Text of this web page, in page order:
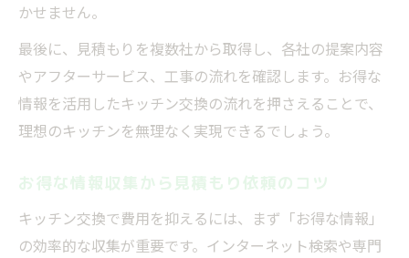
かせません。
最後に、見積もりを複数社から取得し、各社の提案内容
やアフターサービス、工事の流れを確認します。お得な
情報を活用したキッチン交換の流れを押さえることで、
理想のキッチンを無理なく実現できるでしょう。
お得な情報収集から見積もり依頼のコツ
キッチン交換で費用を抑えるには、まず「お得な情報」
の効率的な収集が重要です。インターネット検索や専門